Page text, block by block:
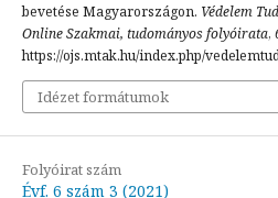
bevetése Magyarországon. Védelem
Online Szakmai, tudományos folyóirata,
https://ojs.mtak.hu/index.php/
Idézet formátumok
Folyóirat szám
Évf. 6 szám 3 (2021)